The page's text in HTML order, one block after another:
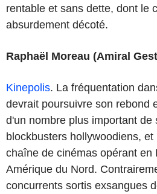
rentable et sans dette, dont le
absurdement décoté.
Raphaël Moreau (Amiral
Kinepolis. La fréquentation
devrait poursuivre son rebond
d'un nombre plus important de
blockbusters hollywoodiens,
chaîne de cinémas opérant en
Amérique du Nord.
concurrents sortis exsangues